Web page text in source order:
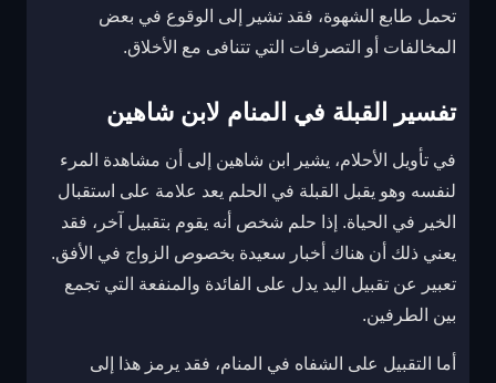
تحمل طابع الشهوة، فقد تشير إلى الوقوع في بعض
المخالفات أو التصرفات التي تتنافى مع الأخلاق.
تفسير القبلة في المنام لابن شاهين
في تأويل الأحلام، يشير ابن شاهين إلى أن مشاهدة المرء
لنفسه وهو يقبل القبلة في الحلم يعد علامة على استقبال
الخير في الحياة. إذا حلم شخص أنه يقوم بتقبيل آخر، فقد
يعني ذلك أن هناك أخبار سعيدة بخصوص الزواج في الأفق.
تعبير عن تقبيل اليد يدل على الفائدة والمنفعة التي تجمع
بين الطرفين.
أما التقبيل على الشفاه في المنام، فقد يرمز هذا إلى